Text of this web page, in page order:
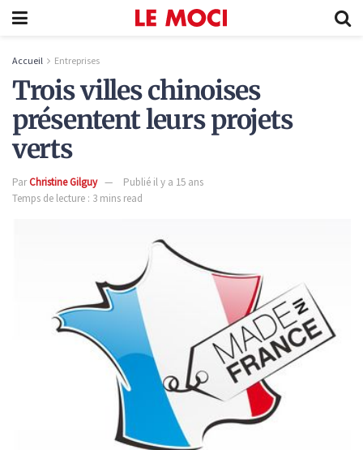
Accueil Entreprises
Trois villes chinoises
présentent leurs projets
verts
ParChristine Gilguy
Publié il y a 15 ans
Temps de lecture : 3 mins read